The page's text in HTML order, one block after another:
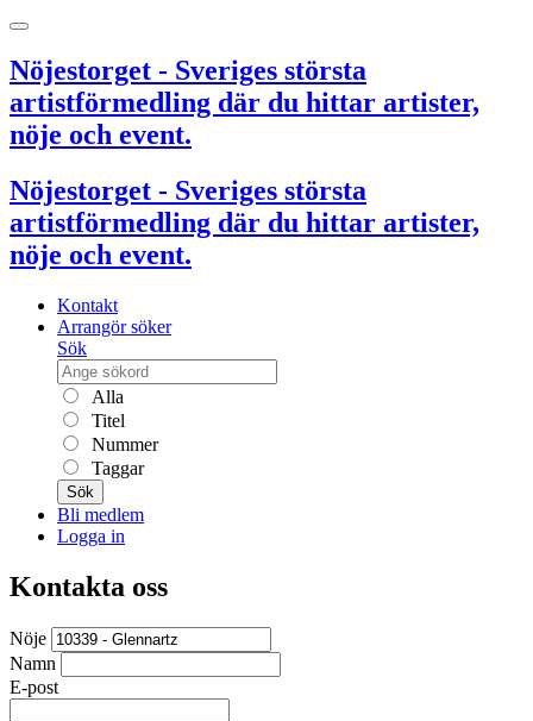
Nöjestorget - Sveriges största
artistförmedling där du hittar artister,
nöje och event.
Nöjestorget - Sveriges största
artistförmedling där du hittar artister,
nöje och event.
Kontakt
Arrangör söker
Sök
Alla
Titel
Nummer
Taggar
Sök
Bli medlem
Logga in
Kontakta oss
Nöje
Namn
E-post